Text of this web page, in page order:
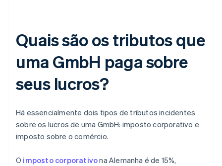
Quais são os tributos que
uma GmbH paga sobre
seus lucros?
Há essencialmente dois tipos de tributos incidentes
sobre os lucros de uma GmbH: imposto corporativo e
imposto sobre o comércio.
O imposto corporativona Alemanha é de 15%,